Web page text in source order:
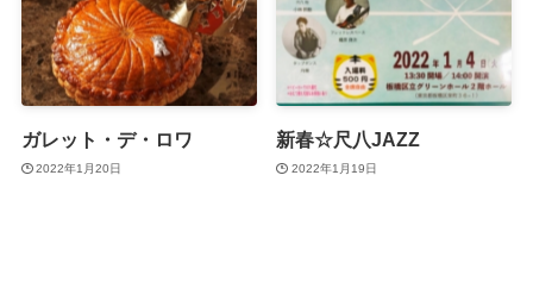
ガレット・デ・ロワ
2022年1月20日
新春☆尺八JAZZ
2022年1月19日